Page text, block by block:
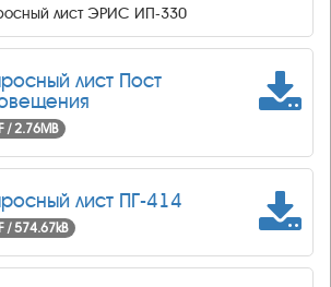
лист ЭРИС ИП-330
лист Пост
/ 2.76MB
лист ПГ-414
/ 574.67kB